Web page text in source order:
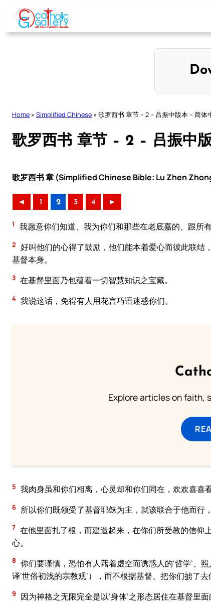
Skip
content
Home » Simplified Chinese » 歌罗西书 章节 – 2 – 吕振中版本 – 简体
歌罗西书 章节 – 2 – 吕振中
歌罗西书 章 (Simplified Chinese Bible: Lu Zhen
◄ 1 2 3 4 ►
1 我愿意你们知道、我为你们和那些在老底嘉的、跟所
2 好叫他们的心得了鼓励，他们能本着爱心而彼此联
基督本身。
3 在基督里面乃包蕴着一切智慧知识之宝藏。
4 我说这话，免得有人用花言巧语迷惑你们。
Explore articles on faith,
5 我肉身虽和你们相离，心灵却和你们同在，欢欢喜喜
6 所以你们既领受了基督耶稣为主，就该联合于他而行，
7 在他里面扎了根，而建造起来，在你们所受教的信仰
心。
8 你们要谨慎，恐怕有人藉着虚空而诱惑人的‘哲学’、
译‘世俗初浅的宗教观’），而不根据基督、把你们掳了去
9 因为神格之无限完全是以‘身体’之形态居住在基督里面